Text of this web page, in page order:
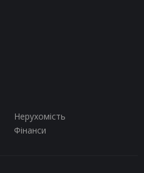
Нерухомість
Фінанси